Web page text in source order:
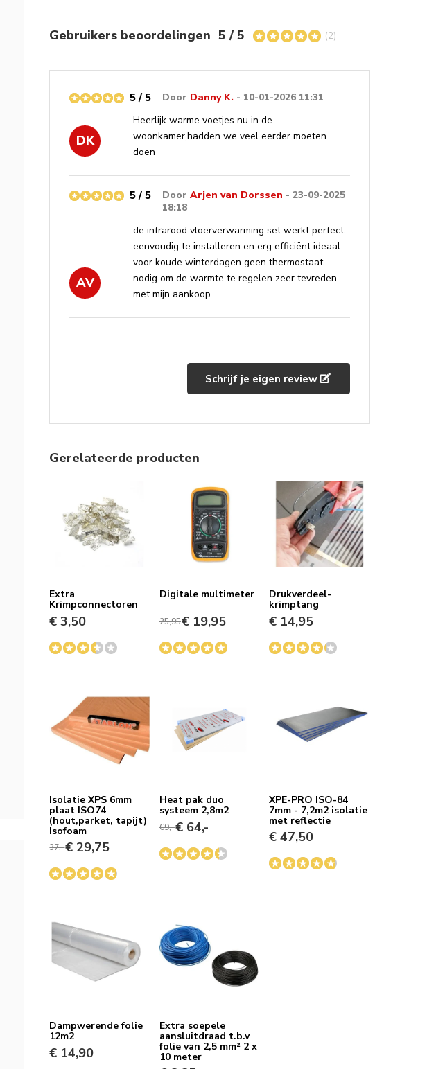
Gebruikers beoordelingen 5 / 5 (2)
DK
Door Danny K. - 10-01-2026 11:31
5 / 5
Heerlijk warme voetjes nu in de
woonkamer,hadden we veel eerder moeten
doen
AV
DoorArjen van Dorssen - 23-09-2025
18:18
5 / 5
de infrarood vloerverwarming set werkt perfect
eenvoudig te installeren en erg efficiënt ideaal
voor koude winterdagen geen thermostaat
nodig om de warmte te regelen zeer tevreden
met mijn aankoop
Schrijf je eigen review
Gerelateerde producten
Extra
Krimpconnectoren
€ 3,50
Digitale multimeter
25,95€ 19,95
Drukverdeel-
krimptang
€ 14,95
Isolatie XPS 6mm
plaat ISO74
(hout,parket, tapijt)
Isofoam
37,-€ 29,75
Heat pak duo
systeem 2,8m2
69,-€ 64,-
XPE-PRO ISO-84
7mm - 7,2m2 isolatie
met reflectie
€ 47,50
Dampwerende folie
12m2
€ 14,90
Extra soepele
aansluitdraad t.b.v
folie van 2,5 mm² 2 x
10 meter